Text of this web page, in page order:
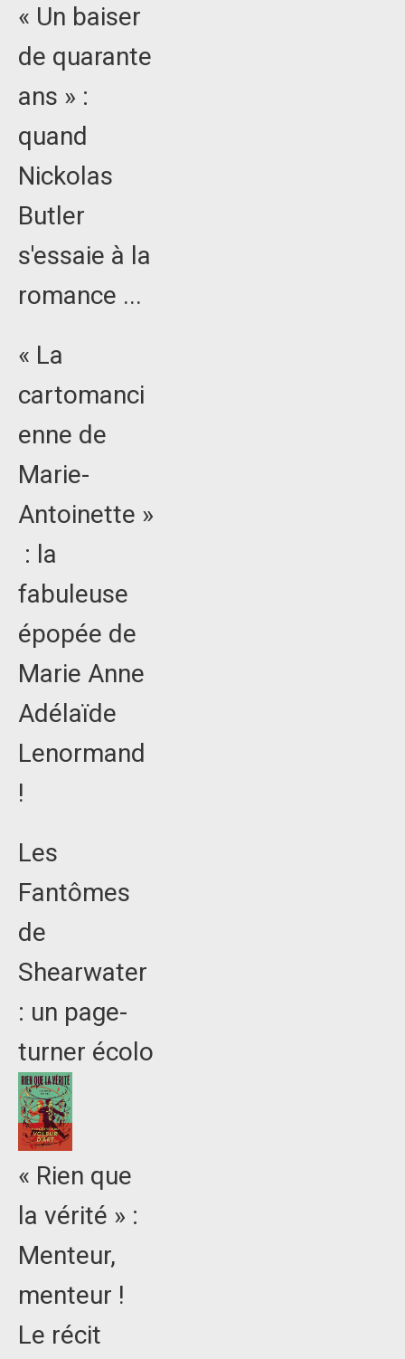
« Un baiser
de quarante
ans » :
quand
Nickolas
Butler
s'essaie à la
romance ...
« La
cartomanci
enne de
Marie-
Antoinette »
: la
fabuleuse
épopée de
Marie Anne
Adélaïde
Lenormand
!
Les
Fantômes
de
Shearwater
: un page-
turner écolo
« Rien que
la vérité » :
Menteur,
menteur !
Le récit